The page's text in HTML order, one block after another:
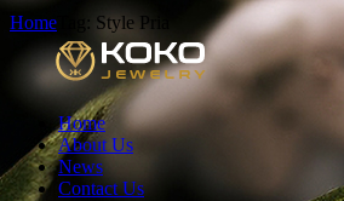
Home Tag: Style Pria
Home
About Us
News
Contact Us